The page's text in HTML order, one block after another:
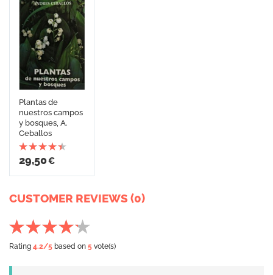
Plantas de
nuestros campos
y bosques, A.
Ceballos
29,50€
CUSTOMER REVIEWS (0)
Rating 4.2/5 based on 5 vote(s)